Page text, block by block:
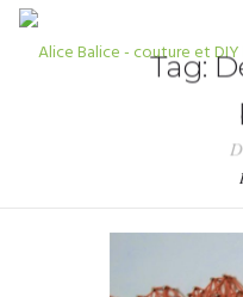
HOME
Tag: